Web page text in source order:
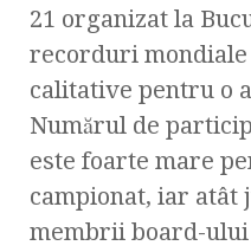
21 organizat la
recorduri
calitative pentru o
Numărul de
este foarte mare
campionat, iar atât
membrii board-